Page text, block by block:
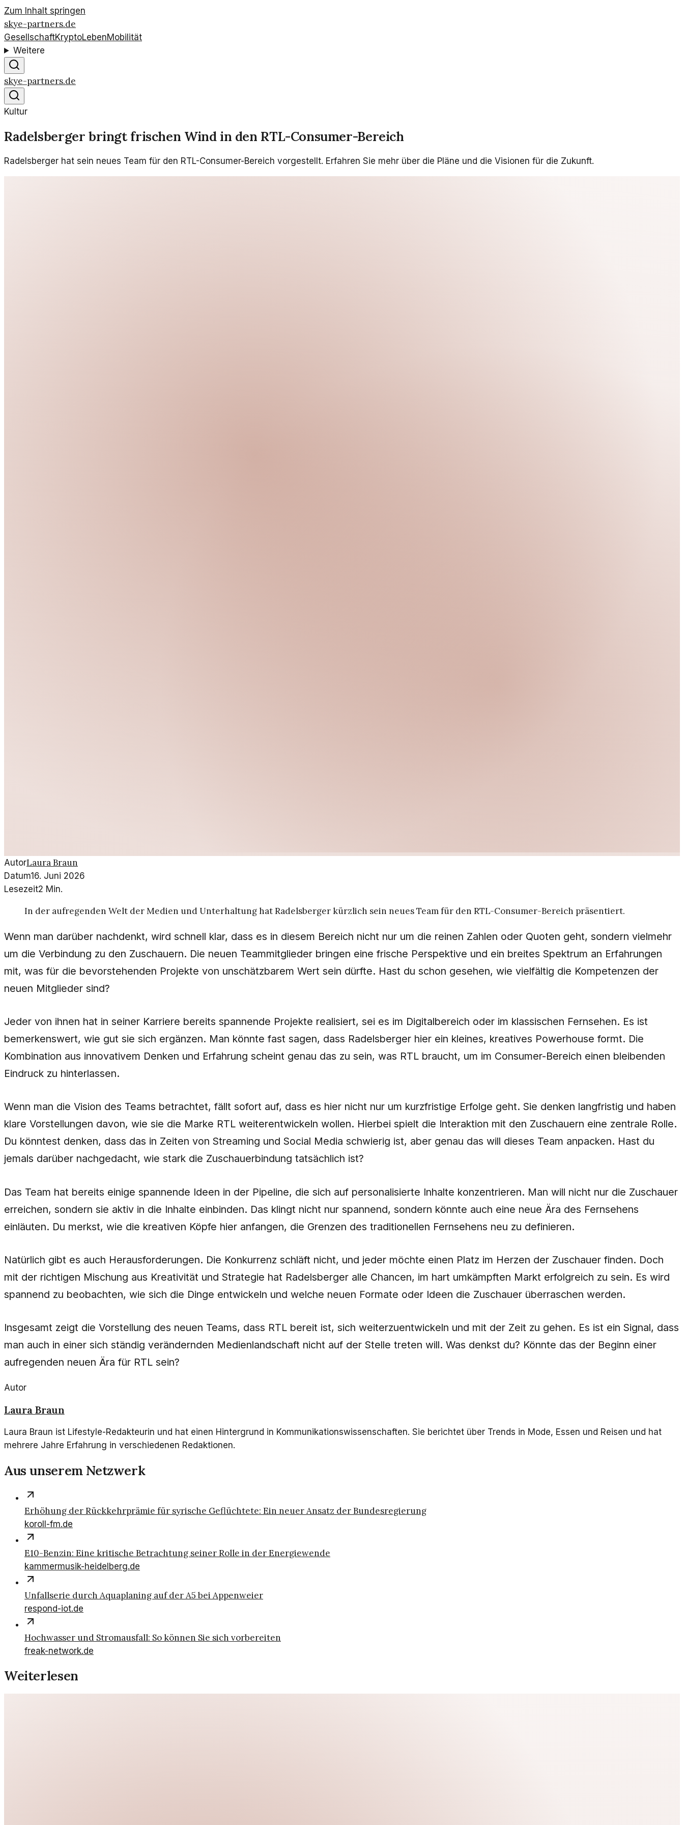
Zum Inhalt springen
skye-partners.de
GesellschaftKryptoLebenMobilität
Weitere
skye-partners.de
Kultur
Radelsberger bringt frischen Wind in den RTL-Consumer-Bereich
Radelsberger hat sein neues Team für den RTL-Consumer-Bereich vorgestellt. Erfahren Sie mehr über die Pläne und die Visionen für die Zukunft.
AutorLaura Braun
Datum16. Juni 2026
Lesezeit2 Min.
In der aufregenden Welt der Medien und Unterhaltung hat Radelsberger kürzlich sein neues Team für den RTL-Consumer-Bereich präsentiert.
Wenn man darüber nachdenkt, wird schnell klar, dass es in diesem Bereich nicht nur um die reinen Zahlen oder Quoten geht, sondern vielmehr
um die Verbindung zu den Zuschauern. Die neuen Teammitglieder bringen eine frische Perspektive und ein breites Spektrum an Erfahrungen
mit, was für die bevorstehenden Projekte von unschätzbarem Wert sein dürfte. Hast du schon gesehen, wie vielfältig die Kompetenzen der
neuen Mitglieder sind?
Jeder von ihnen hat in seiner Karriere bereits spannende Projekte realisiert, sei es im Digitalbereich oder im klassischen Fernsehen. Es ist
bemerkenswert, wie gut sie sich ergänzen. Man könnte fast sagen, dass Radelsberger hier ein kleines, kreatives Powerhouse formt. Die
Kombination aus innovativem Denken und Erfahrung scheint genau das zu sein, was RTL braucht, um im Consumer-Bereich einen bleibenden
Eindruck zu hinterlassen.
Wenn man die Vision des Teams betrachtet, fällt sofort auf, dass es hier nicht nur um kurzfristige Erfolge geht. Sie denken langfristig und haben
klare Vorstellungen davon, wie sie die Marke RTL weiterentwickeln wollen. Hierbei spielt die Interaktion mit den Zuschauern eine zentrale Rolle.
Du könntest denken, dass das in Zeiten von Streaming und Social Media schwierig ist, aber genau das will dieses Team anpacken. Hast du
jemals darüber nachgedacht, wie stark die Zuschauerbindung tatsächlich ist?
Das Team hat bereits einige spannende Ideen in der Pipeline, die sich auf personalisierte Inhalte konzentrieren. Man will nicht nur die Zuschauer
erreichen, sondern sie aktiv in die Inhalte einbinden. Das klingt nicht nur spannend, sondern könnte auch eine neue Ära des Fernsehens
einläuten. Du merkst, wie die kreativen Köpfe hier anfangen, die Grenzen des traditionellen Fernsehens neu zu definieren.
Natürlich gibt es auch Herausforderungen. Die Konkurrenz schläft nicht, und jeder möchte einen Platz im Herzen der Zuschauer finden. Doch
mit der richtigen Mischung aus Kreativität und Strategie hat Radelsberger alle Chancen, im hart umkämpften Markt erfolgreich zu sein. Es wird
spannend zu beobachten, wie sich die Dinge entwickeln und welche neuen Formate oder Ideen die Zuschauer überraschen werden.
Insgesamt zeigt die Vorstellung des neuen Teams, dass RTL bereit ist, sich weiterzuentwickeln und mit der Zeit zu gehen. Es ist ein Signal, dass
man auch in einer sich ständig verändernden Medienlandschaft nicht auf der Stelle treten will. Was denkst du? Könnte das der Beginn einer
aufregenden neuen Ära für RTL sein?
Autor
Laura Braun
Laura Braun ist Lifestyle-Redakteurin und hat einen Hintergrund in Kommunikationswissenschaften. Sie berichtet über Trends in Mode, Essen und Reisen und hat
mehrere Jahre Erfahrung in verschiedenen Redaktionen.
Aus unserem Netzwerk
Erhöhung der Rückkehrprämie für syrische Geflüchtete: Ein neuer Ansatz der Bundesregierung
koroll-fm.de
E10-Benzin: Eine kritische Betrachtung seiner Rolle in der Energiewende
kammermusik-heidelberg.de
Unfallserie durch Aquaplaning auf der A5 bei Appenweier
respond-iot.de
Hochwasser und Stromausfall: So können Sie sich vorbereiten
freak-network.de
Weiterlesen